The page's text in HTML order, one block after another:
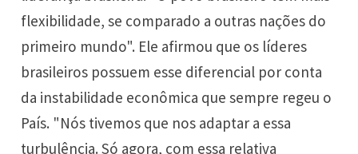
flexibilidade, se comparado a outras nações do
primeiro mundo". Ele afirmou que os líderes
brasileiros possuem esse diferencial por conta
da instabilidade econômica que sempre regeu o
País. "Nós tivemos que nos adaptar a essa
turbulência. Só agora, com essa relativa